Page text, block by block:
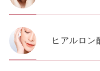
ヒアルロン